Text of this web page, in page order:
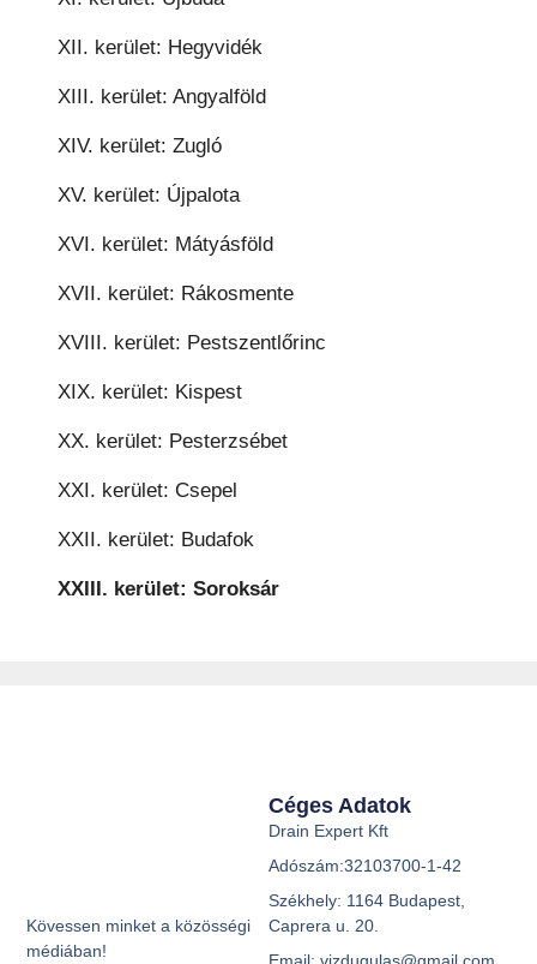
XII. kerület: Hegyvidék
XIII. kerület: Angyalföld
XIV. kerület: Zugló
XV. kerület: Újpalota
XVI. kerület: Mátyásföld
XVII. kerület: Rákosmente
XVIII. kerület: Pestszentlőrinc
XIX. kerület: Kispest
XX. kerület: Pesterzsébet
XXI. kerület: Csepel
XXII. kerület: Budafok
XXIII. kerület: Soroksár
Kövessen minket a közösségi
médiában!
Céges Adatok
Drain Expert Kft
Adószám:32103700-1-42
Székhely: 1164 Budapest,
Caprera u. 20.
Email: vizdugulas@gmail.com